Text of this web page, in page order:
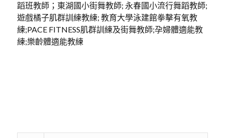
蹈班教師；東湖國小街舞教師; 永春國小流行舞蹈教師;
遊戲橘子肌群訓練教練; 教育大學泳建館拳擊有氧教
練;PACE FITNESS肌群訓練及街舞教師;孕婦體適能教
練;樂齡體適能教練